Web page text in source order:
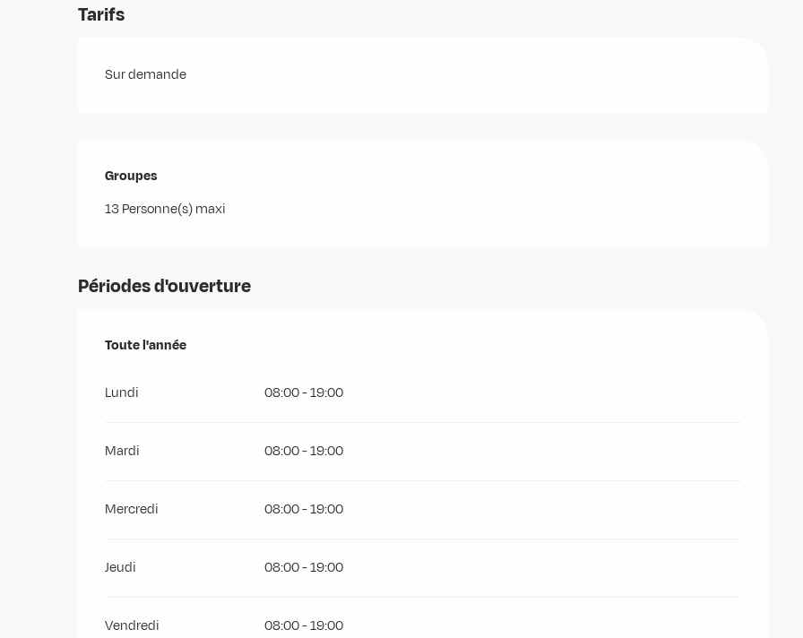
Tarifs
Sur demande
Groupes
Groupes
13 Personne(s) maxi
Périodes d'ouverture
Toute l'année
Toute l'année
Lundi 08:00 - 19:00
Mardi 08:00 - 19:00
Mercredi 08:00 - 19:00
Jeudi 08:00 - 19:00
Vendredi 08:00 - 19:00